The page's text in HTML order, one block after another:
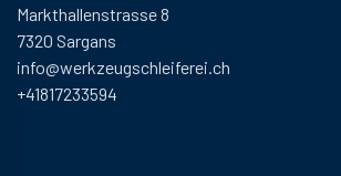
Markthallenstrasse 8
7320 Sargans
info@werkzeugschleiferei.ch
+41817233594